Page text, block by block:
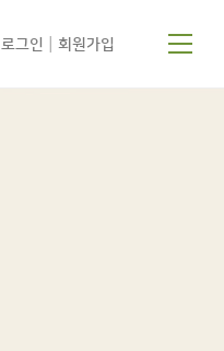
로그인 회원가입